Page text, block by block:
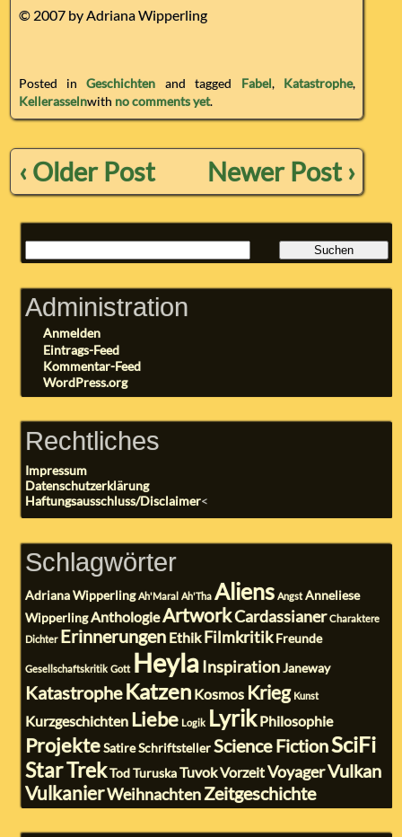
© 2007 by Adriana Wipperling
Posted inGeschichten and tagged Fabel, Katastrophe,
Kellerasselnwith no comments yet.
‹ Older Post Newer Post ›
Administration
Anmelden
Eintrags-Feed
Kommentar-Feed
WordPress.org
Rechtliches
Impressum
Datenschutzerklärung
Haftungsausschluss/Disclaimer<
Schlagwörter
Adriana Wipperling Ah'Maral Ah'Tha Aliens Angst Anneliese
WipperlingAnthologieArtworkCardassianer Charaktere
Dichter Erinnerungen EthikFilmkritik Freunde
Gesellschaftskritik Gott HeylaInspiration Janeway
Katastrophe Katzen Kosmos Krieg Kunst
Kurzgeschichten Liebe Logik LyrikPhilosophie
Projekte SatireSchriftsteller Science FictionSciFi
Star TrekTod Turuska TuvokVorzeitVoyagerVulkan
VulkanierWeihnachtenZeitgeschichte